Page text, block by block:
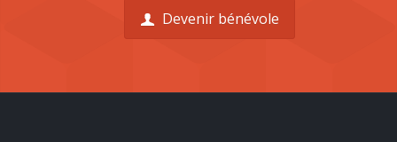
Devenir bénévole